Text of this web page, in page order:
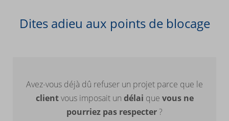
Dites adieu aux points de blocage
Avez-vous déjà dû refuser un projet parce que le
clientvous imposait un délai que vous ne
pourriez pas respecter?